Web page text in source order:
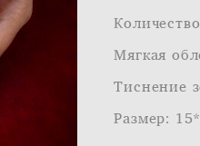
Мягкая
Тиснение
Размер: